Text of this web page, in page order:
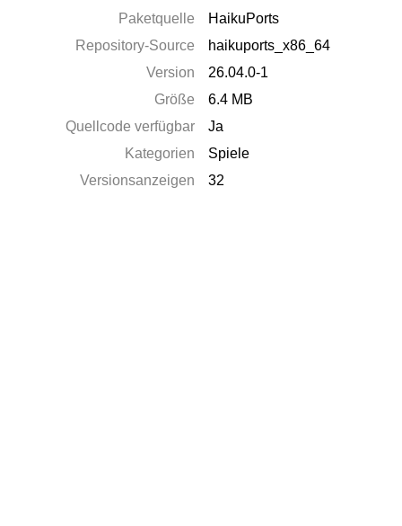
Paketquelle
HaikuPorts
Repository-Source
haikuports_x86_64
Version
26.04.0-1
Größe
6.4 MB
Quellcode verfügbar
Ja
Kategorien
Spiele
Versionsanzeigen
32